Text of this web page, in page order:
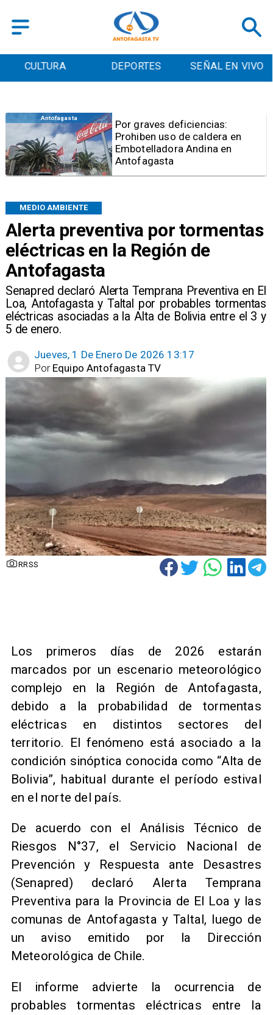
CULTURA DEPORTES SEÑAL EN VIVO
Alerta preventiva por tormentas
eléctricas en la Región de
Antofagasta
​Senapred declaró Alerta Temprana Preventiva en El
Loa, Antofagasta y Taltal por probables tormentas
eléctricas asociadas a la Alta de Bolivia entre el 3 y
5 de enero.
MEDIO AMBIENTE
Jueves, 1 De Enero De 2026 13:17
Equipo Antofagasta TV
Por
RRSS
Policial
Mujer queda en prisión
preventiva por estafas con
falsos cupos de Serviu en
Antofagasta
Los primeros días de 2026 estarán
marcados por un escenario meteorológico
complejo en la Región de Antofagasta,
debido a la probabilidad de tormentas
eléctricas en distintos sectores del
territorio. El fenómeno está asociado a la
condición sinóptica conocida como “Alta de
Bolivia”, habitual durante el período estival
en el norte del país.
De acuerdo con el Análisis Técnico de
Riesgos N°37, el Servicio Nacional de
Prevención y Respuesta ante Desastres
(Senapred) declaró Alerta Temprana
Preventiva para la Provincia de El Loa y las
comunas de Antofagasta y Taltal, luego de
un aviso emitido por la Dirección
Meteorológica de Chile.
El informe advierte la ocurrencia de
probables tormentas eléctricas entre la